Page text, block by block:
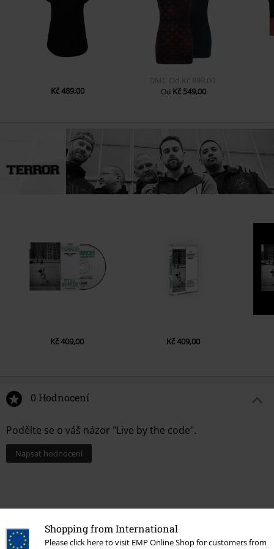
Shopping from International
Please click here to visit EMP Online Shop for customers from
Kč 489,00
DMC Od Kč 899,00
Od Kč 549,00
Kč 409,00 Kč 409,00
0 Hodnocení
Podělte se o váš názor "Live by the code".
Napsat hodnocení